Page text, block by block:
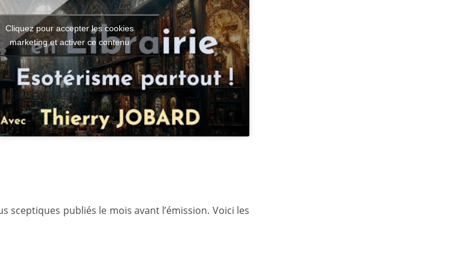
Cliquez pour accepter les cookies
marketing et activer ce contenu
sceptiques publiés le mois avant l’émission. Voici les